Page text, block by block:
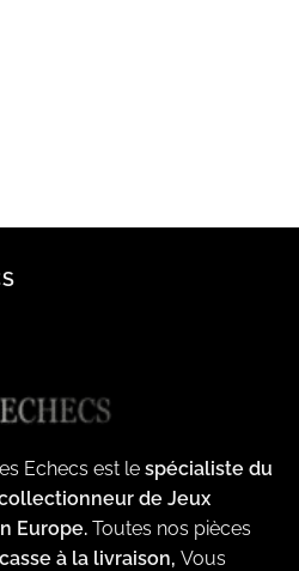
Echecs est le spécialiste du
de Jeux
Europe. Toutes nos pièces
à la livraison, Vous